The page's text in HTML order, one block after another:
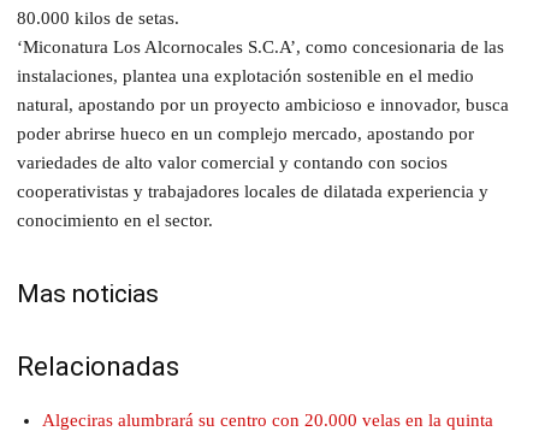
80.000 kilos de setas.
‘Miconatura Los Alcornocales S.C.A’, como concesionaria de las
instalaciones, plantea una explotación sostenible en el medio
natural, apostando por un proyecto ambicioso e innovador, busca
poder abrirse hueco en un complejo mercado, apostando por
variedades de alto valor comercial y contando con socios
cooperativistas y trabajadores locales de dilatada experiencia y
conocimiento en el sector.
Mas noticias
Relacionadas
Algeciras alumbrará su centro con 20.000 velas en la quinta